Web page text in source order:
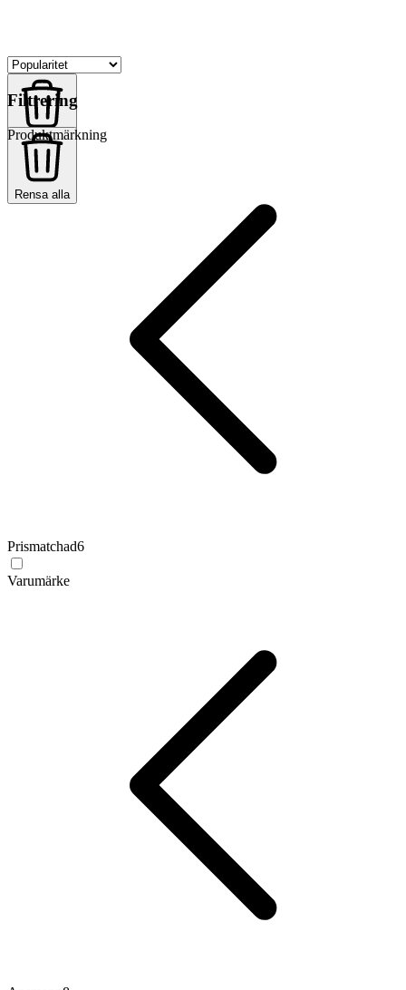
Rensa alla
Filtrering
Rensa alla
Produktmärkning
Prismatchad6
Varumärke